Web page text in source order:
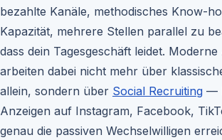
bezahlte Kanäle, methodisches Know-
Kapazität, mehrere Stellen parallel zu
dass dein Tagesgeschäft leidet.
arbeiten dabei nicht mehr über
allein, sondern über Social Recruiting —
Anzeigen auf Instagram, Facebook,
genau die passiven Wechselwilligen